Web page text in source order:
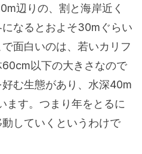
辺りの、割と海岸近く
なるとおよそ30mぐらい
面白いのは、若いカリフ
以下の大きさなので
む生態があり、水深40m
ます。つまり年をとるに
していくというわけで